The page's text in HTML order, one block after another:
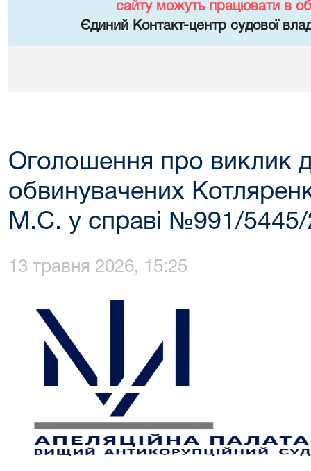
сайту можуть працювати в
Єдиний Контакт-центр судової
Оголошення про виклик
обвинувачених
М.С. у справі №991/
13 травня 2026, 15:25